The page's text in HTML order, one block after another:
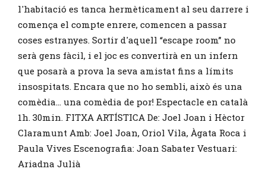
l'habitació es tanca hermèticament al seu darrere i
comença el compte enrere, comencen a passar
coses estranyes. Sortir d'aquell “escape room” no
serà gens fàcil, i el joc es convertirà en un infern
que posarà a prova la seva amistat fins a límits
insospitats. Encara que no ho sembli, això és una
comèdia... una comèdia de por! Espectacle en català
1h. 30min. FITXA ARTÍSTICA De: Joel Joan i Hèctor
Claramunt Amb: Joel Joan, Oriol Vila, Àgata Roca i
Paula Vives Escenografia: Joan Sabater Vestuari:
Ariadna Julià